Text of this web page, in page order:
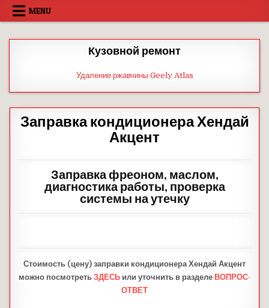
Skip
MENU
Кузовной ремонт
Удаление ржавчины Geely Atlas
Заправка кондиционера Хендай
Акцент
Заправка фреоном, маслом,
диагностика работы, проверка
системы на утечку
Стоимость (цену) заправки кондиционера Хендай Акцент
можно посмотреть ЗДЕСЬили уточнить в разделе ВОПРОС-
ОТВЕТ